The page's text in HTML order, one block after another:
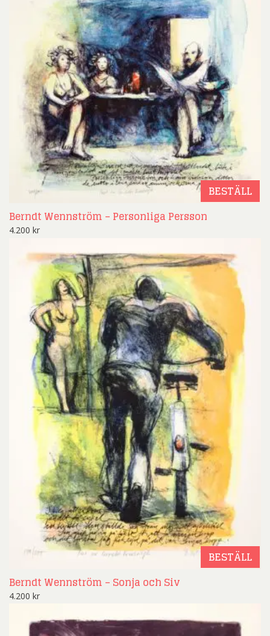
BESTÄLL
Berndt Wennström – Personliga Persson
4.200 kr
BESTÄLL
Berndt Wennström – Sonja och Siv
4.200 kr